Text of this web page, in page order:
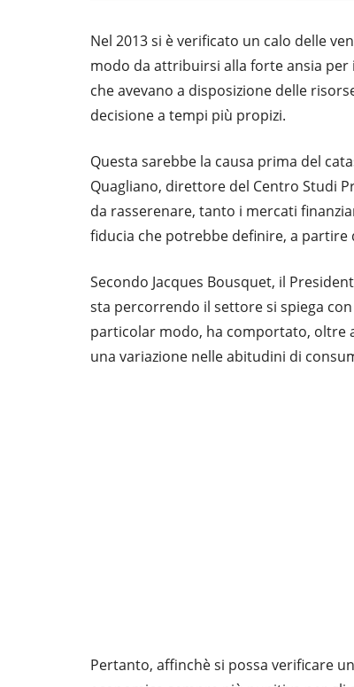
Nel 2013 si è verificato un calo delle
modo da attribuirsi alla forte ansia
che avevano a disposizione delle
decisione a tempi più propizi.
Questa sarebbe la causa prima del
Quagliano, direttore del Centro Studi
da rasserenare, tanto i mercati
fiducia che potrebbe definire, a partire
Secondo Jacques Bousquet, il
sta percorrendo il settore si spiega
particolar modo, ha comportato, oltre
una variazione nelle abitudini di
Pertanto, affinchè si possa verificare